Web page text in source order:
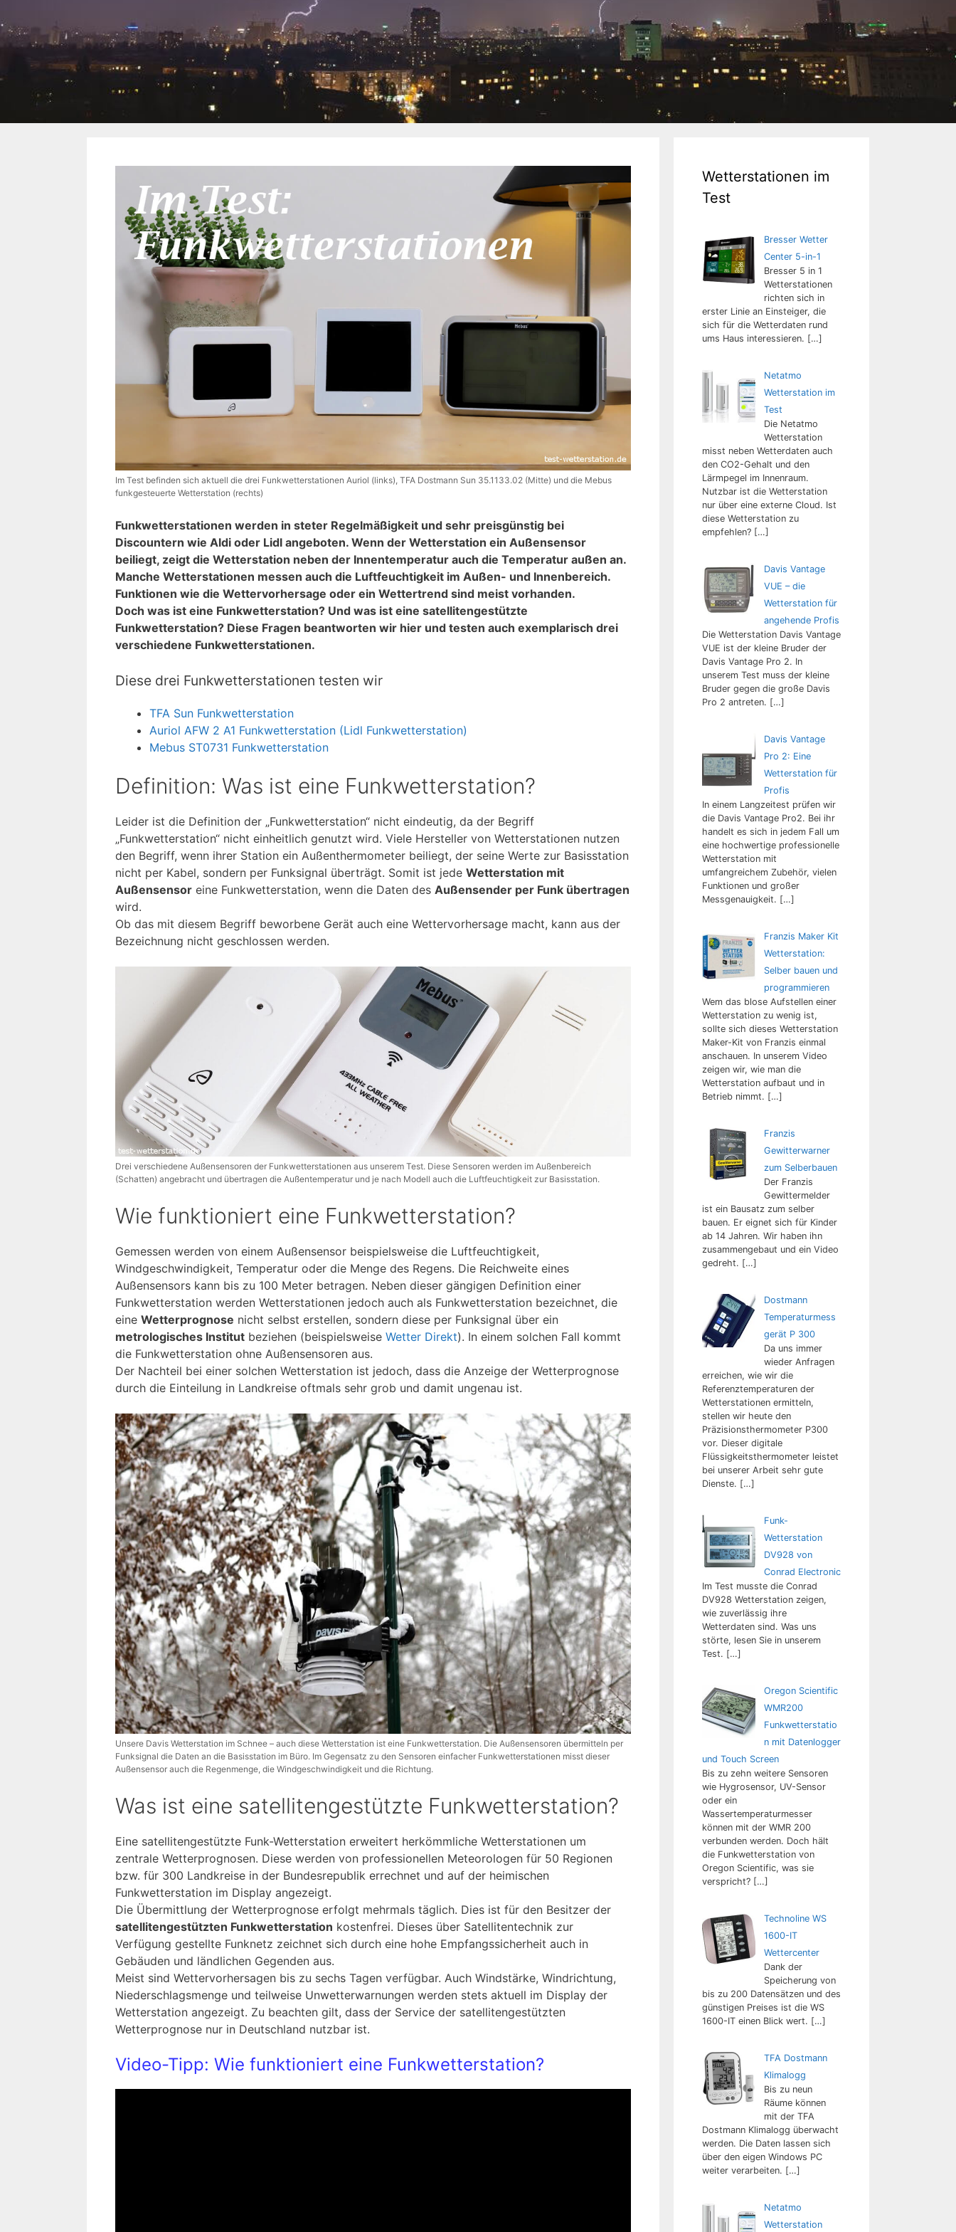
Im Test befinden sich aktuell die drei Funkwetterstationen Auriol (links), TFA Dostmann Sun 35.1133.02 (Mitte) und die Mebus
funkgesteuerte Wetterstation (rechts)
Funkwetterstationen werden in steter Regelmäßigkeit und sehr preisgünstig bei
Discountern wie Aldi oder Lidl angeboten. Wenn der Wetterstation ein Außensensor
beiliegt, zeigt die Wetterstation neben der Innentemperatur auch die Temperatur außen an.
Manche Wetterstationen messen auch die Luftfeuchtigkeit im Außen- und Innenbereich.
Funktionen wie die Wettervorhersage oder ein Wettertrend sind meist vorhanden.
Doch was ist eine Funkwetterstation? Und was ist eine satellitengestützte
Funkwetterstation? Diese Fragen beantworten wir hier und testen auch exemplarisch drei
verschiedene Funkwetterstationen.
Diese drei Funkwetterstationen testen wir
TFA Sun Funkwetterstation
Auriol AFW 2 A1 Funkwetterstation (Lidl Funkwetterstation)
Mebus ST0731 Funkwetterstation
Definition: Was ist eine Funkwetterstation?
Leider ist die Definition der „Funkwetterstation“ nicht eindeutig, da der Begriff
„Funkwetterstation“ nicht einheitlich genutzt wird. Viele Hersteller von Wetterstationen nutzen
den Begriff, wenn ihrer Station ein Außenthermometer beiliegt, der seine Werte zur Basisstation
nicht per Kabel, sondern per Funksignal überträgt. Somit ist jede Wetterstation mit
Außensensor eine Funkwetterstation, wenn die Daten des Außensender per Funk übertragen
wird.
Ob das mit diesem Begriff beworbene Gerät auch eine Wettervorhersage macht, kann aus der
Bezeichnung nicht geschlossen werden.
Drei verschiedene Außensensoren der Funkwetterstationen aus unserem Test. Diese Sensoren werden im Außenbereich
(Schatten) angebracht und übertragen die Außentemperatur und je nach Modell auch die Luftfeuchtigkeit zur Basisstation.
Wie funktioniert eine Funkwetterstation?
Gemessen werden von einem Außensensor beispielsweise die Luftfeuchtigkeit,
Windgeschwindigkeit, Temperatur oder die Menge des Regens. Die Reichweite eines
Außensensors kann bis zu 100 Meter betragen. Neben dieser gängigen Definition einer
Funkwetterstation werden Wetterstationen jedoch auch als Funkwetterstation bezeichnet, die
eine Wetterprognose nicht selbst erstellen, sondern diese per Funksignal über ein
metrologisches Institut beziehen (beispielsweise Wetter Direkt). In einem solchen Fall kommt
die Funkwetterstation ohne Außensensoren aus.
Der Nachteil bei einer solchen Wetterstation ist jedoch, dass die Anzeige der Wetterprognose
durch die Einteilung in Landkreise oftmals sehr grob und damit ungenau ist.
Unsere Davis Wetterstation im Schnee – auch diese Wetterstation ist eine Funkwetterstation. Die Außensensoren übermitteln per
Funksignal die Daten an die Basisstation im Büro. Im Gegensatz zu den Sensoren einfacher Funkwetterstationen misst dieser
Außensensor auch die Regenmenge, die Windgeschwindigkeit und die Richtung.
Was ist eine satellitengestützte Funkwetterstation?
Eine satellitengestützte Funk-Wetterstation erweitert herkömmliche Wetterstationen um
zentrale Wetterprognosen. Diese werden von professionellen Meteorologen für 50 Regionen
bzw. für 300 Landkreise in der Bundesrepublik errechnet und auf der heimischen
Funkwetterstation im Display angezeigt.
Die Übermittlung der Wetterprognose erfolgt mehrmals täglich. Dies ist für den Besitzer der
satellitengestützten Funkwetterstation kostenfrei. Dieses über Satellitentechnik zur
Verfügung gestellte Funknetz zeichnet sich durch eine hohe Empfangssicherheit auch in
Gebäuden und ländlichen Gegenden aus.
Meist sind Wettervorhersagen bis zu sechs Tagen verfügbar. Auch Windstärke, Windrichtung,
Niederschlagsmenge und teilweise Unwetterwarnungen werden stets aktuell im Display der
Wetterstation angezeigt. Zu beachten gilt, dass der Service der satellitengestützten
Wetterprognose nur in Deutschland nutzbar ist.
Video-Tipp: Wie funktioniert eine Funkwetterstation?
Wetterstationen im
Test
Bresser Wetter
Center 5-in-1
Bresser 5 in 1
Wetterstationen
richten sich in
erster Linie an Einsteiger, die
sich für die Wetterdaten rund
ums Haus interessieren. […]
Netatmo
Wetterstation im
Test
Die Netatmo
Wetterstation
misst neben Wetterdaten auch
den CO2-Gehalt und den
Lärmpegel im Innenraum.
Nutzbar ist die Wetterstation
nur über eine externe Cloud. Ist
diese Wetterstation zu
empfehlen? […]
Davis Vantage
VUE – die
Wetterstation für
angehende Profis
Die Wetterstation Davis Vantage
VUE ist der kleine Bruder der
Davis Vantage Pro 2. In
unserem Test muss der kleine
Bruder gegen die große Davis
Pro 2 antreten. […]
Davis Vantage
Pro 2: Eine
Wetterstation für
Profis
In einem Langzeitest prüfen wir
die Davis Vantage Pro2. Bei ihr
handelt es sich in jedem Fall um
eine hochwertige professionelle
Wetterstation mit
umfangreichem Zubehör, vielen
Funktionen und großer
Messgenauigkeit. […]
Franzis Maker Kit
Wetterstation:
Selber bauen und
programmieren
Wem das blose Aufstellen einer
Wetterstation zu wenig ist,
sollte sich dieses Wetterstation
Maker-Kit von Franzis einmal
anschauen. In unserem Video
zeigen wir, wie man die
Wetterstation aufbaut und in
Betrieb nimmt. […]
Franzis
Gewitterwarner
zum Selberbauen
Der Franzis
Gewittermelder
ist ein Bausatz zum selber
bauen. Er eignet sich für Kinder
ab 14 Jahren. Wir haben ihn
zusammengebaut und ein Video
gedreht. […]
Dostmann
Temperaturmess
gerät P 300
Da uns immer
wieder Anfragen
erreichen, wie wir die
Referenztemperaturen der
Wetterstationen ermitteln,
stellen wir heute den
Präzisionsthermometer P300
vor. Dieser digitale
Flüssigkeitsthermometer leistet
bei unserer Arbeit sehr gute
Dienste. […]
Funk-
Wetterstation
DV928 von
Conrad Electronic
Im Test musste die Conrad
DV928 Wetterstation zeigen,
wie zuverlässig ihre
Wetterdaten sind. Was uns
störte, lesen Sie in unserem
Test. […]
Oregon Scientific
WMR200
Funkwetterstatio
n mit Datenlogger
und Touch Screen
Bis zu zehn weitere Sensoren
wie Hygrosensor, UV-Sensor
oder ein
Wassertemperaturmesser
können mit der WMR 200
verbunden werden. Doch hält
die Funkwetterstation von
Oregon Scientific, was sie
verspricht? […]
Technoline WS
1600-IT
Wettercenter
Dank der
Speicherung von
bis zu 200 Datensätzen und des
günstigen Preises ist die WS
1600-IT einen Blick wert. […]
TFA Dostmann
Klimalogg
Bis zu neun
Räume können
mit der TFA
Dostmann Klimalogg überwacht
werden. Die Daten lassen sich
über den eigen Windows PC
weiter verarbeiten. […]
Netatmo
Wetterstation